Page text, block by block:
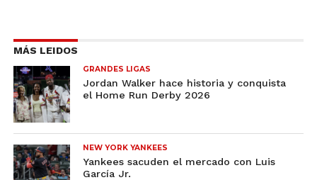
MÁS LEIDOS
GRANDES LIGAS
Jordan Walker hace historia y conquista
el Home Run Derby 2026
NEW YORK YANKEES
Yankees sacuden el mercado con Luis
García Jr.